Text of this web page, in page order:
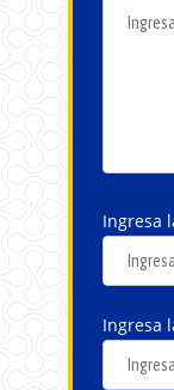
Ingresa
Ingresa